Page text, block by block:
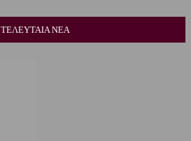
ΤΕΛΕΥΤΑΙΑ ΝΕΑ